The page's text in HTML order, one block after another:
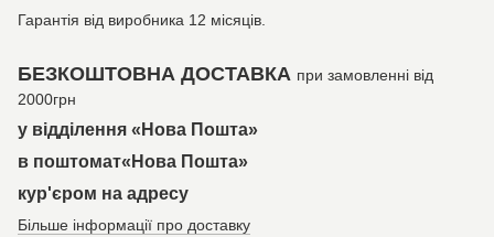
Гарантія від виробника 12 місяців.
БЕЗКОШТОВНА ДОСТАВКА при замовленні від
2000грн
у відділення «Нова Пошта»
в поштомат«Нова Пошта»
кур'єром на адресу
Більше інформації про доставку